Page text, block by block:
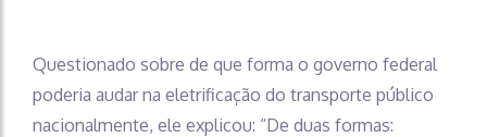
Questionado sobre de que forma o governo federal
poderia audar na eletrificação do transporte público
nacionalmente, ele explicou: “De duas formas: